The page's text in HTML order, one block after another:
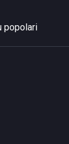
popolari